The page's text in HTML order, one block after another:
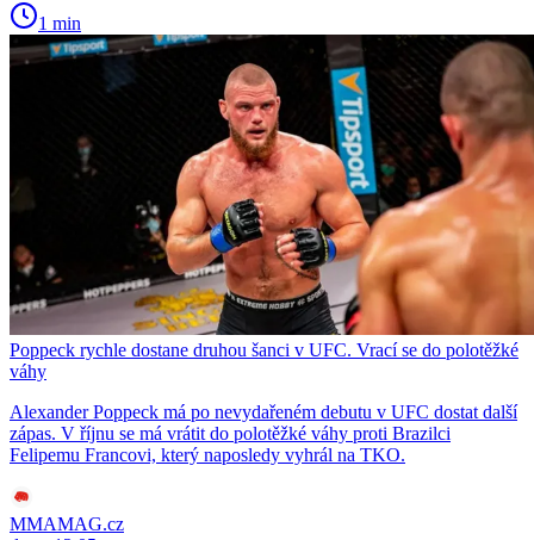
1 min
Poppeck rychle dostane druhou šanci v UFC. Vrací se do polotěžké
váhy
Alexander Poppeck má po nevydařeném debutu v UFC dostat další
zápas. V říjnu se má vrátit do polotěžké váhy proti Brazilci
Felipemu Francovi, který naposledy vyhrál na TKO.
MMAMAG.cz